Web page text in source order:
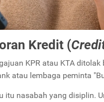
Kredit (
KPR atau KTA
atau lembaga peminta
itu nasabah yang disiplin.